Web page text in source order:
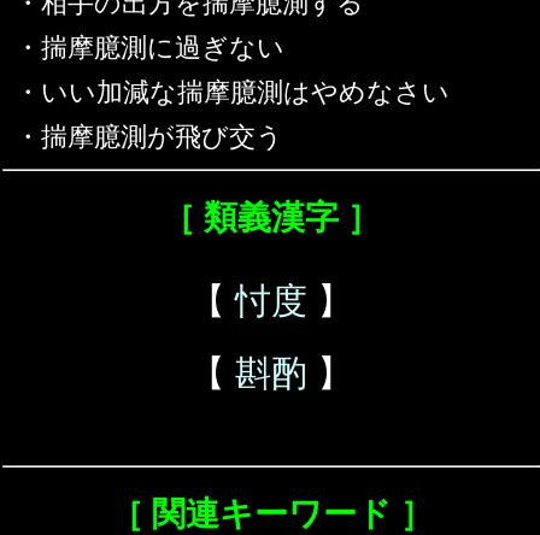
・揣摩臆測に過ぎない
・いい加減な揣摩臆測はやめなさい
・揣摩臆測が飛び交う
［ 類義漢字 ］
【忖度 】
【 斟酌 】
［ 関連キーワード ］